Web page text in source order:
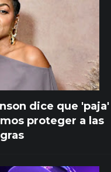
dice que 'paja'
proteger a las